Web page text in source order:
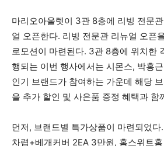
마리오아울렛이 3관 8층에 리빙 전문
얼 오픈한다. 리빙 전문관 리뉴얼 오픈
로모션이 마련된다. 3관 8층에 위치한
행되는 이번 행사에서는 시몬스, 박홍
인기 브랜드가 참여하는 가운데 해당
을 추가 할인 및 사은품 증정 혜택과 함
먼저, 브랜드별 특가상품이 마련되었
차렵+베개커버 2EA 3만원, 홈스위트